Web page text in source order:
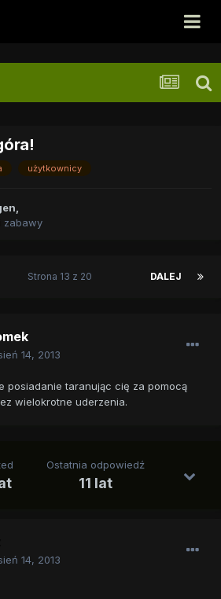
użytkownicy
,
zabawy
DALEJ
Strona 13 z 20
14, 2013
posiadanie taranując cię za pomocą
wielokrotne uderzenia.
Ostatnia odpowiedź
11 lat
14, 2013